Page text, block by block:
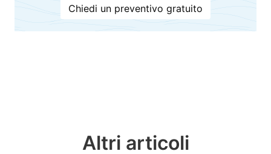
Chiedi un preventivo gratuito
Altri articoli